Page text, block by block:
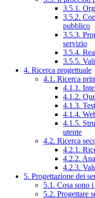
3.5.1.
3.5.2.
pubblico
3.5.3.
servizio
3.5.4.
3.5.5.
4. Ricerca progettuale
4.1. Ricerca
4.1.1.
4.1.2.
4.1.3.
4.1.4.
4.1.5.
utente
4.2. Ricerca
4.2.1.
4.2.2.
4.2.3.
5. Progettazione dei
5.1. Cosa sono
5.2. Progettare